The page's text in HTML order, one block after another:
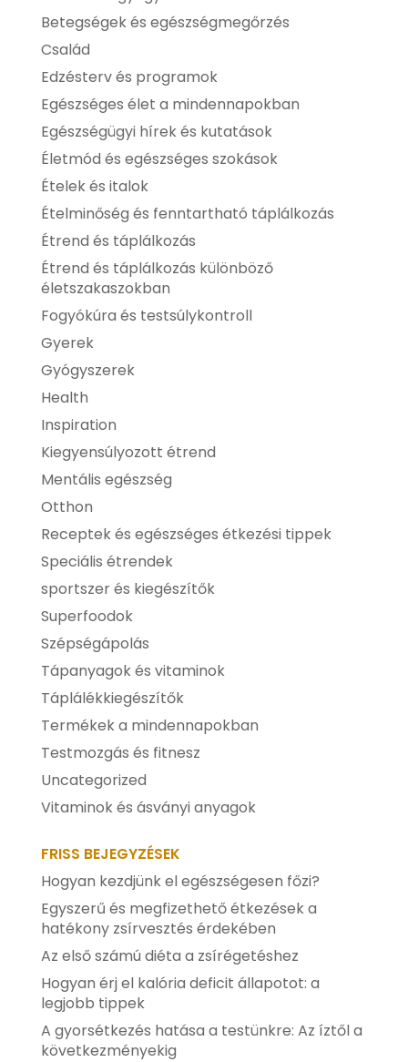
Betegségek és egészségmegőrzés
Család
Edzésterv és programok
Egészséges élet a mindennapokban
Egészségügyi hírek és kutatások
Életmód és egészséges szokások
Ételek és italok
Ételminőség és fenntartható táplálkozás
Étrend és táplálkozás
Étrend és táplálkozás különböző
életszakaszokban
Fogyókúra és testsúlykontroll
Gyerek
Gyógyszerek
Health
Inspiration
Kiegyensúlyozott étrend
Mentális egészség
Otthon
Receptek és egészséges étkezési tippek
Speciális étrendek
sportszer és kiegészítők
Superfoodok
Szépségápolás
Tápanyagok és vitaminok
Táplálékkiegészítők
Termékek a mindennapokban
Testmozgás és fitnesz
Uncategorized
Vitaminok és ásványi anyagok
FRISS BEJEGYZÉSEK
Hogyan kezdjünk el egészségesen főzi?
Egyszerű és megfizethető étkezések a
hatékony zsírvesztés érdekében
Az első számú diéta a zsírégetéshez
Hogyan érj el kalória deficit állapotot: a
legjobb tippek
A gyorsétkezés hatása a testünkre: Az íztől a
következményekig